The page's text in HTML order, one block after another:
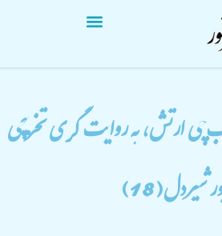
ارتش، به روایت گری تخریبچی
شیردل(18)